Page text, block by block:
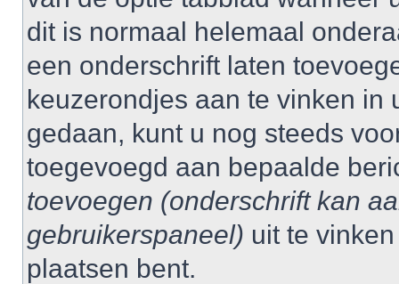
dit is normaal helemaal
een onderschrift laten
keuzerondjes aan te vinken in
gedaan, kunt u nog steeds
toegevoegd aan bepaalde
toevoegen (onderschrift kan
gebruikerspaneel) uit te
plaatsen bent.